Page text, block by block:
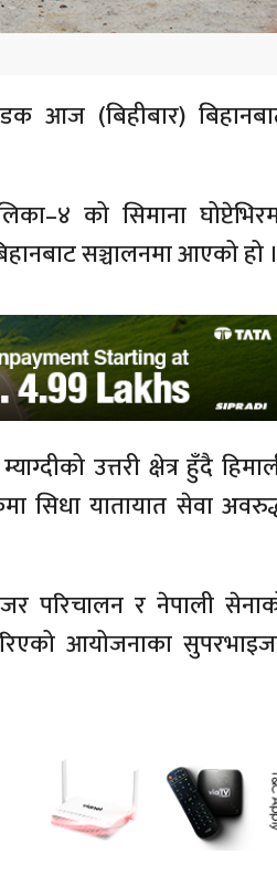
आज (बिहीबार)
को सिमाना
सञ्चालनमा आएको हो ।
उत्तरी क्षेत्र हुँदै
सिधा यातायात सेवा
परिचालन र नेपाली
आयोजनाका